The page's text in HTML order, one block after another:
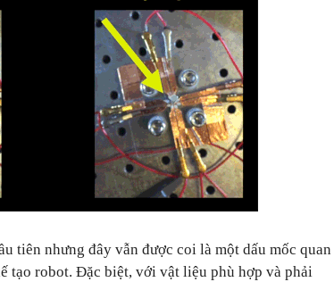
tiên nhưng đây vẫn được coi là một dấu mốc quan
tạo robot. Đặc biệt, với vật liệu phù hợp và phải